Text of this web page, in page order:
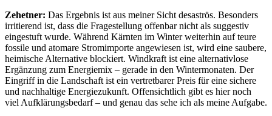
Zehetner: Das Ergebnis ist aus meiner Sicht desaströs. Besonders
irritierend ist, dass die Fragestellung offenbar nicht als suggestiv
eingestuft wurde. Während Kärnten im Winter weiterhin auf teure
fossile und atomare Stromimporte angewiesen ist, wird eine saubere,
heimische Alternative blockiert. Windkraft ist eine alternativlose
Ergänzung zum Energiemix – gerade in den Wintermonaten. Der
Eingriff in die Landschaft ist ein vertretbarer Preis für eine sichere
und nachhaltige Energiezukunft. Offensichtlich gibt es hier noch
viel Aufklärungsbedarf – und genau das sehe ich als meine Aufgabe.